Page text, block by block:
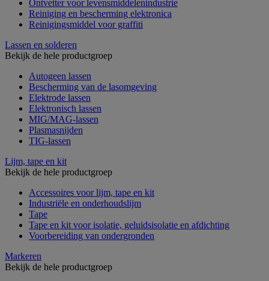
Ontvetter voor levensmiddelenindustrie
Reiniging en bescherming elektronica
Reinigingsmiddel voor graffiti
Lassen en solderen
Bekijk de hele productgroep
Autogeen lassen
Bescherming van de lasomgeving
Elektrode lassen
Elektronisch lassen
MIG/MAG-lassen
Plasmasnijden
TIG-lassen
Lijm, tape en kit
Bekijk de hele productgroep
Accessoires voor lijm, tape en kit
Industriële en onderhoudslijm
Tape
Tape en kit voor isolatie, geluidsisolatie en afdichting
Voorbereiding van ondergronden
Markeren
Bekijk de hele productgroep